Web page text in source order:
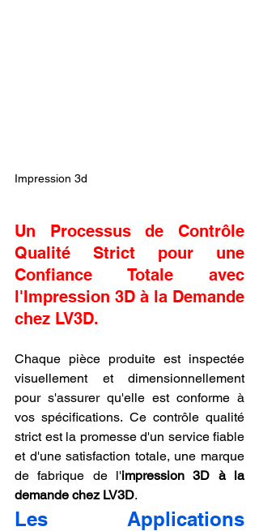
Impression 3d
Un Processus de Contrôle
Qualité Strict pour une
Confiance Totale avec
l'Impression 3D à la Demande
chez LV3D.
Chaque pièce produite est inspectée
visuellement et dimensionnellement
pour s'assurer qu'elle est conforme à
vos spécifications. Ce contrôle qualité
strict est la promesse d'un service fiable
et d'une satisfaction totale, une marque
de fabrique de l'impression 3D à la
demande chez LV3D.
Les Applications